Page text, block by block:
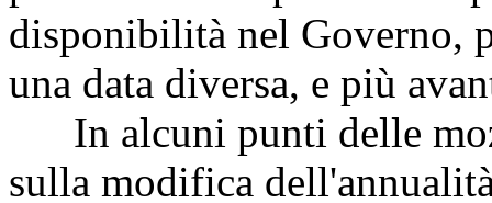
disponibilità nel Governo,
una data diversa, e più
In alcuni punti delle
sulla modifica